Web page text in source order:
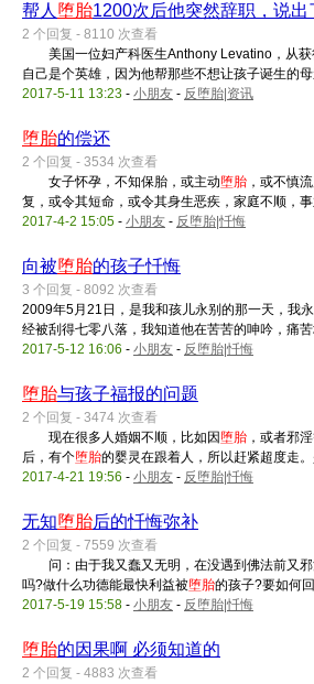
帮人 堕胎1200次后他突然辞职，说出
2 个回复 - 8110 次查看
美国一位妇产科医生Anthony Levatino，从
自己是个英雄，因为他帮那些不想让孩子诞生的
2017-5-11 13:23 - 小朋友 - 反堕胎|资讯
堕胎的偿还
2 个回复 - 3534 次查看
女子怀孕，不知保胎，或主动堕胎 ，或不慎
复，或令其短命，或令其身生恶疾，家庭不顺，事
2017-4-2 15:05 - 小朋友 - 反堕胎|忏悔
向被堕胎的孩子忏悔
3 个回复 - 8092 次查看
2009年5月21日，是我和孩儿永别的那一天，我
经被刮得七零八落，我知道他在苦苦的呻吟，痛
2017-5-12 16:06 - 小朋友 - 反堕胎|忏悔
堕胎与孩子福报的问题
2 个回复 - 3474 次查看
现在很多人婚姻不顺，比如因 堕胎 ，或者邪
后，有个堕胎的婴灵在跟着人，所以赶紧超度
2017-4-21 19:56 - 小朋友 - 反堕胎|忏悔
无知堕胎后的忏悔弥补
2 个回复 - 7559 次查看
问：由于我又蠢又无明，在没遇到佛法前又邪
吗?做什么功德能最快利益被堕胎的孩子?要如
2017-5-19 15:58 - 小朋友 - 反堕胎|忏悔
堕胎的因果啊 必须知道的
2 个回复 - 4883 次查看